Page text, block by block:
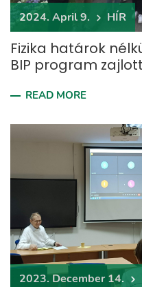
2024. April 9. HÍR
Fizika határok
BIP program
READ MORE
2023. December 14.